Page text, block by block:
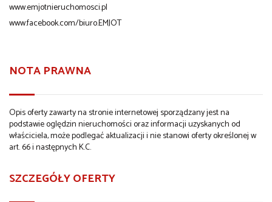
www.emjotnieruchomosci.pl
www.facebook.com/biuro.EMJOT
NOTA PRAWNA
Opis oferty zawarty na stronie internetowej sporządzany jest na
podstawie oględzin nieruchomości oraz informacji uzyskanych od
właściciela, może podlegać aktualizacji i nie stanowi oferty określonej w
art. 66 i następnych K.C.
SZCZEGÓŁY OFERTY